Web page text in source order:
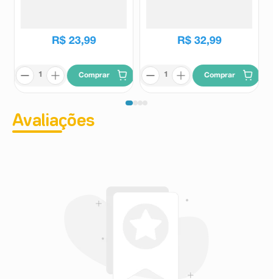
R$ 23,99
Comprar
R$ 32,99
Comprar
Avaliações